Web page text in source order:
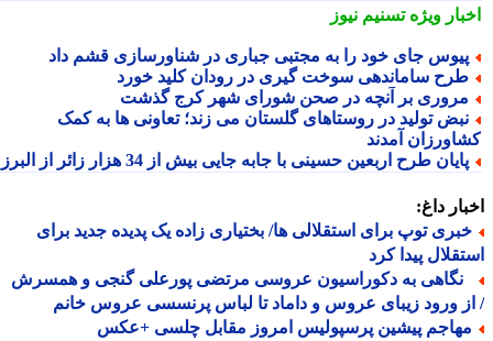
ویژهتسنیم نیوز
جای خود را به مجتبی جباری در شناورسازی قشم داد
ساماندهی سوخت گیری در رودان کلید خورد
بر آنچه در صحن شورای شهر کرج گذشت
تولید در روستاهای گلستان می زند؛ تعاونی ها به کمک
آمدند
طرح اربعین حسینی با جابه جایی بیش از 34 هزار زائر از البرز
داغ:
توپ برای استقلالی ها/ بختیاری زاده یک پدیده جدید برای
پیدا کرد
به دکوراسیون عروسی مرتضی پورعلی گنجی و همسرش
ورود زیبای عروس و داماد تا لباس پرنسسی عروس خانم
پیشین پرسپولیس امروز مقابل چلسی +عکس